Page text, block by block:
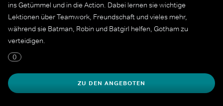
ins Getümmel und in die Action. Dabei lernen sie wichtige
Lektionen über Teamwork, Freundschaft und vieles mehr,
während sie Batman, Robin und Batgirl helfen, Gotham zu
verteidigen.
0
ZU DEN ANGEBOTEN